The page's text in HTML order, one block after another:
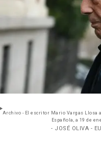
Archivo - El escritor Mario Vargas Llosa
Española, a 19 de
- JOSÉ OLIVA -